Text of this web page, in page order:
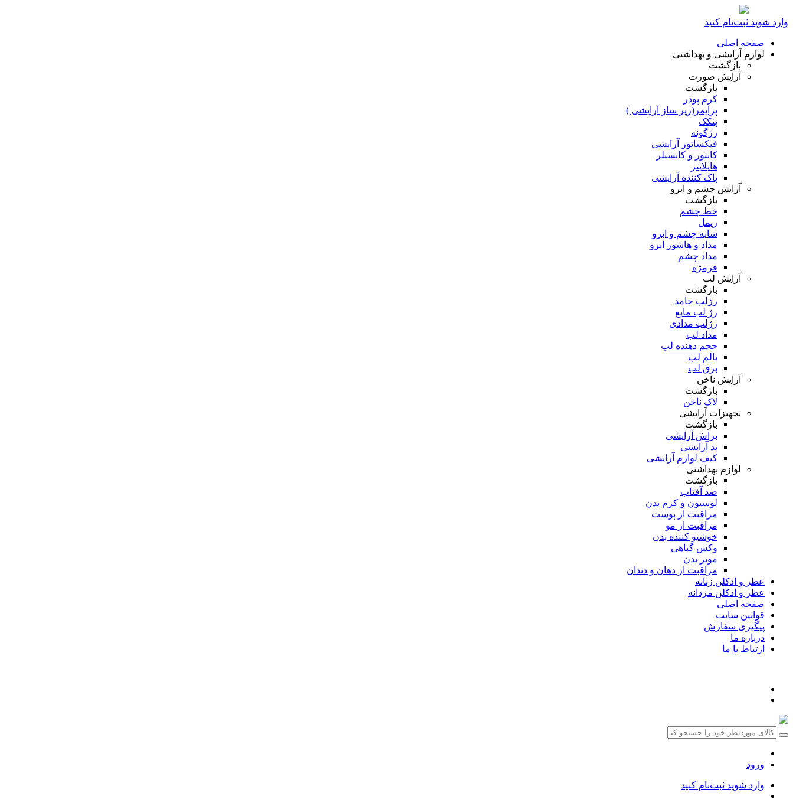
وارد شوید ثبت‌نام کنید
صفحه اصلی
لوازم آرایشی و بهداشتی
بازگشت
آرایش صورت
بازگشت
کرم پودر
پرایمر(زیر ساز آرایشی )
پنکک
رژگونه
فیکساتور آرایشی
کانتور و کانسیلر
هایلایتر
پاک کننده آرایشی
آرایش چشم و ابرو
بازگشت
خط چشم
ریمل
سایه چشم و ابرو
مداد و هاشور ابرو
مداد چشم
فرمژه
آرایش لب
بازگشت
رژلب جامد
رژ لب مایع
رژلب مدادی
مداد لب
حجم دهنده لب
بالم لب
برق لب
آرایش ناخن
بازگشت
لاک ناخن
تجهیزات آرایشی
بازگشت
براش آرایشی
پد آرایشی
کیف لوازم آرایشی
لوازم بهداشتی
بازگشت
ضد آفتاب
لوسیون و کرم بدن
مراقبت از پوست
مراقبت از مو
خوشیو کننده بدن
وکس گیاهی
موبر بدن
مراقبت از دهان و دندان
عطر و ادکلن زنانه
عطر و ادکلن مردانه
صفحه اصلی
قوانین سایت
پیگیری سفارش
درباره ما
ارتباط با ما
ورود
وارد شوید ثبت‌نام کنید